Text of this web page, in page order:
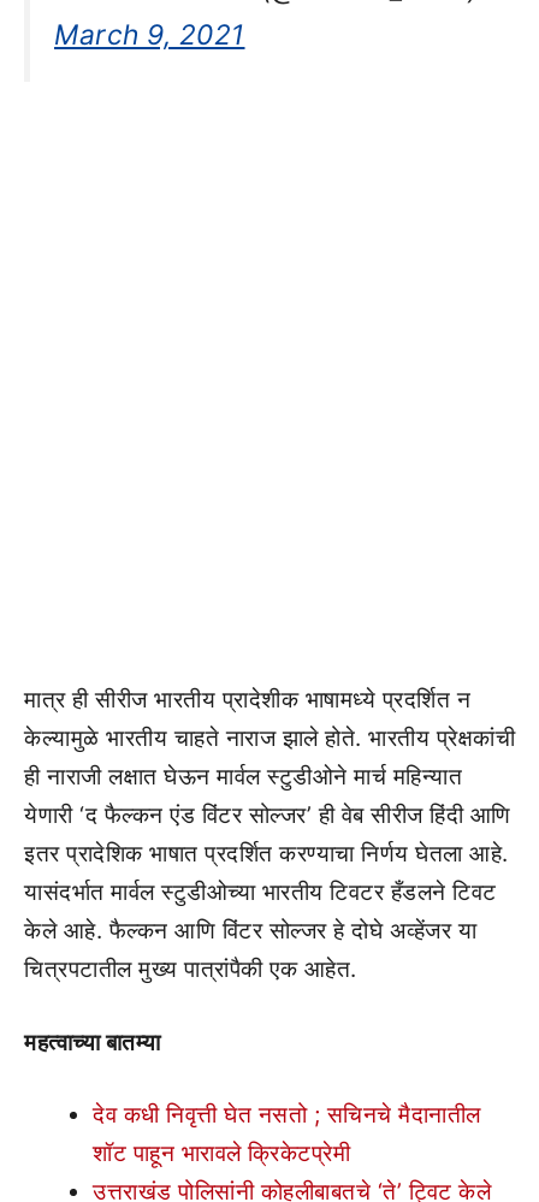
March 9, 2021
मात्र ही सीरीज भारतीय प्रादेशीक भाषामध्ये प्रदर्शित न
केल्यामुळे भारतीय चाहते नाराज झाले होते. भारतीय प्रेक्षकांची
ही नाराजी लक्षात घेऊन मार्वल स्टुडीओने मार्च महिन्यात
येणारी ‘द फैल्कन एंड विंटर सोल्जर’ ही वेब सीरीज हिंदी आणि
इतर प्रादेशिक भाषात प्रदर्शित करण्याचा निर्णय घेतला आहे.
यासंदर्भात मार्वल स्टुडीओच्या भारतीय टिवटर हँडलने टिवट
केले आहे. फैल्कन आणि विंटर सोल्जर हे दोघे अव्हेंजर या
चित्रपटातील मुख्य पात्रांपैकी एक आहेत.
महत्वाच्या बातम्या
देव कधी निवृत्ती घेत नसतो ; सचिनचे मैदानातील
शॉट पाहून भारावले क्रिकेटप्रेमी
उत्तराखंड पोलिसांनी कोहलीबाबतचे ‘ते’ ट्विट केले